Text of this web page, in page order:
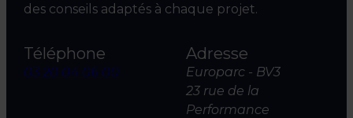
des conseils adaptés à chaque projet.
Téléphone
03 20 04 06 00
Adresse
Europarc - BV3
23 rue de la
Performance